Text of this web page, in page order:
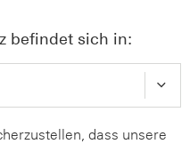
befindet sich in:
dass unsere